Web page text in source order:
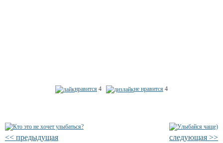
нравится 4 не нравится 4
<< предыдущая следующая >>